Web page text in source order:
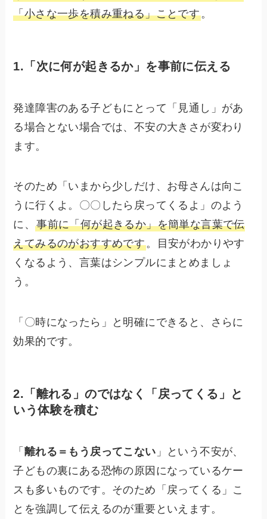
「小さな一歩を積み重ねる」ことです。
1.「次に何が起きるか」を事前に伝える
発達障害のある子どもにとって「見通し」があ
る場合とない場合では、不安の大きさが変わり
ます。
そのため「いまから少しだけ、お母さんは向こ
うに行くよ。〇〇したら戻ってくるよ」のよう
に、事前に「何が起きるか」を簡単な言葉で伝
えてみるのがおすすめです。目安がわかりやす
くなるよう、言葉はシンプルにまとめましょ
う。
「〇時になったら」と明確にできると、さらに
効果的です。
2.「離れる」のではなく「戻ってくる」と
いう体験を積む
「 離れる＝もう戻ってこない 」という不安が、
子どもの裏にある恐怖の原因になっているケー
スも多いものです。そのため「戻ってくる」こ
とを強調して伝えるのが重要といえます。